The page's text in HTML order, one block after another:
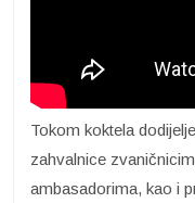
Tokom koktela
zahvalnice
ambasadorima, kao i